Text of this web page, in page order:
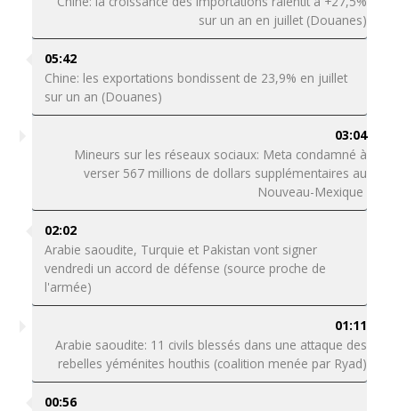
sur un an en juillet (Douanes)
05:42
Chine: les exportations bondissent de 23,9% en juillet
sur un an (Douanes)
03:04
Mineurs sur les réseaux sociaux: Meta condamné à
verser 567 millions de dollars supplémentaires au
Nouveau-Mexique
02:02
Arabie saoudite, Turquie et Pakistan vont signer
vendredi un accord de défense (source proche de
l'armée)
01:11
Arabie saoudite: 11 civils blessés dans une attaque des
rebelles yéménites houthis (coalition menée par Ryad)
00:56